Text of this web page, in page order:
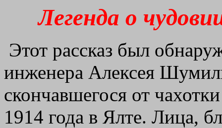
Легенда о
Этот рассказ был
инженера Алексея
скончавшегося от
1914 года в Ялте. Лица,